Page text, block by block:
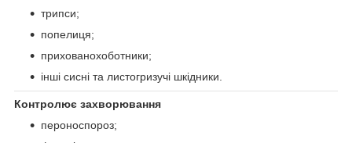
трипси;
попелиця;
прихованохоботники;
інші сисні та листогризучі шкідники.
Контролює захворювання
пероноспороз;